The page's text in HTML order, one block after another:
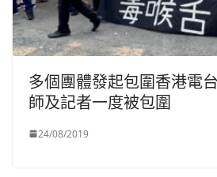
多個團體發起包圍香港電
師及記者一度被包圍
24/08/2019